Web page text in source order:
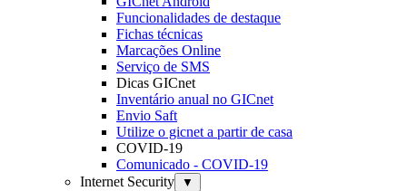
Funcionalidades de destaque
Fichas técnicas
Marcações Online
Serviço de SMS
Dicas GICnet
Inventário anual no GICnet
Envio Saft
Utilize o gicnet a partir de casa
COVID-19
Comunicado - COVID-19
Internet Security
▼